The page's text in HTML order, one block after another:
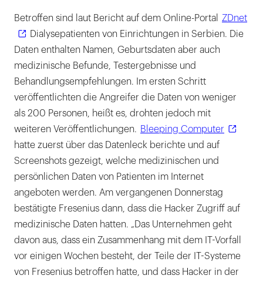
Betroffen sind laut Bericht auf dem Online-Portal
ZDnet
Dialysepatienten von Einrichtungen in Serbien. Die
Daten enthalten Namen, Geburtsdaten aber auch
medizinische Befunde, Testergebnisse und
Behandlungsempfehlungen. Im ersten Schritt
veröffentlichten die Angreifer die Daten von weniger
als 200 Personen, heißt es, drohten jedoch mit
weiteren Veröffentlichungen.
Bleeping Computer
hatte zuerst über das Datenleck berichte und auf
Screenshots gezeigt, welche medizinischen und
persönlichen Daten von Patienten im Internet
angeboten werden. Am vergangenen Donnerstag
bestätigte Fresenius dann, dass die Hacker Zugriff auf
medizinische Daten hatten. „Das Unternehmen geht
davon aus, dass ein Zusammenhang mit dem IT-Vorfall
vor einigen Wochen besteht, der Teile der IT-Systeme
von Fresenius betroffen hatte, und dass Hacker in der